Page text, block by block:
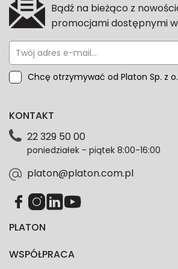
Bądź na bieżąco z
promocjami dostępnymi
Chcę otrzymywać od Platon Sp. z
przeze mnie adres e-mail
dotyczące danych osobowych
każdym czasie. Wycofanie zgody nie
zgodność z prawem przetwarzania
PLATON
WSPÓŁPRACA
KONTAKT
22 329 50 00
poniedziałek - piątek 8:00-16:00
platon@platon.com.pl